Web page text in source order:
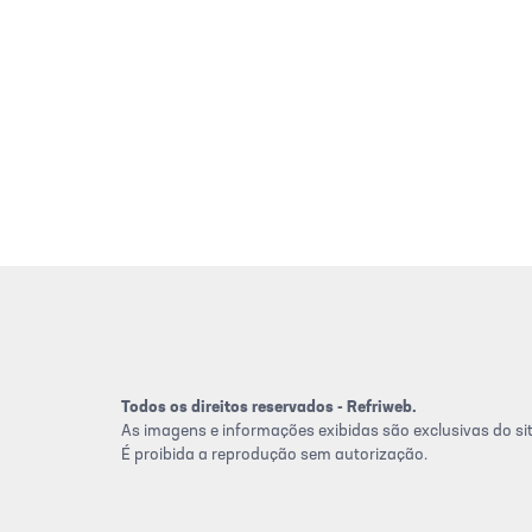
Todos os direitos reservados - Refriweb.
As imagens e informações exibidas são exclusivas do
É proibida a reprodução sem autorização.